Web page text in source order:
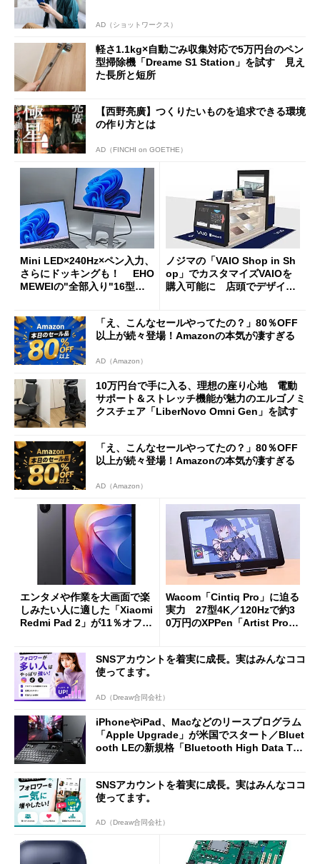
AD（ショットワークス）
軽さ1.1kg×自動ごみ収集対応で5万円台のペン
型掃除機「Dreame S1 Station」を試す 見え
た長所と短所
【西野亮廣】つくりたいものを追求できる環境
の作り方とは
AD（FINCHI on GOETHE）
Mini LED×240Hz×ペン入力、
さらにドッキングも！ EHO
MEWEIの"全部入り"16型モ
ノジマの「VAIO Shop in Sh
op」でカスタマイズVAIOを
購入可能に 店頭でデザイン
「え、こんなセールやってたの？」80％OFF
以上が続々登場！Amazonの本気が凄すぎる
AD（Amazon）
10万円台で手に入る、理想の座り心地 電動
サポート＆ストレッチ機能が魅力のエルゴノミ
クスチェア「LiberNovo Omni Gen」を試す
「え、こんなセールやってたの？」80％OFF
以上が続々登場！Amazonの本気が凄すぎる
AD（Amazon）
エンタメや作業を大画面で楽
しみたい人に適した「Xiaomi
Redmi Pad 2」が11％オフの
Wacom「Cintiq Pro」に迫る
実力 27型4K／120Hzで約3
0万円のXPPen「Artist Pro 2
SNSアカウントを着実に成長。実はみんなココ
使ってます。
AD（Dreaw合同会社）
iPhoneやiPad、Macなどのリースプログラム
「Apple Upgrade」が米国でスタート／Bluet
ooth LEの新規格「Bluetooth High Data Thr
SNSアカウントを着実に成長。実はみんなココ
使ってます。
AD（Dreaw合同会社）